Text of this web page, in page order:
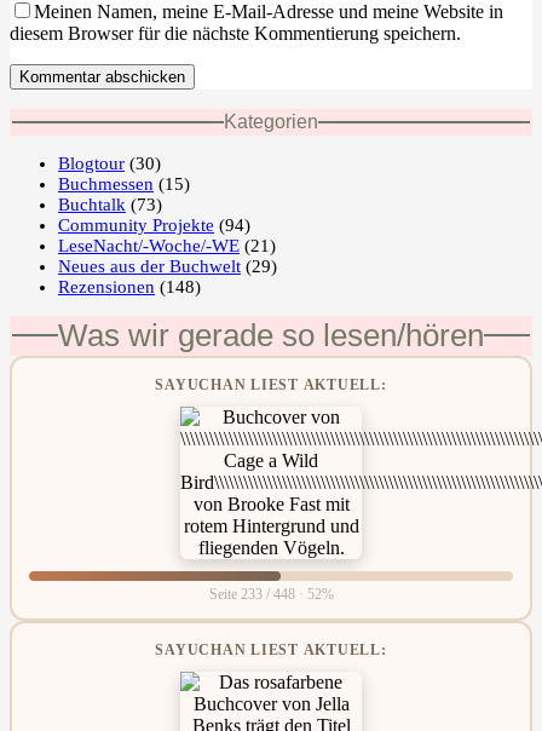
Meinen Namen, meine E-Mail-Adresse und meine Website in
diesem Browser für die nächste Kommentierung speichern.
Kommentar abschicken
Kategorien
Blogtour (30)
Buchmessen (15)
Buchtalk (73)
Community Projekte (94)
LeseNacht/-Woche/-WE (21)
Neues aus der Buchwelt (29)
Rezensionen (148)
Was wir gerade so lesen/hören
SAYUCHAN LIEST AKTUELL:
Seite 233 / 448 · 52%
SAYUCHAN LIEST AKTUELL: